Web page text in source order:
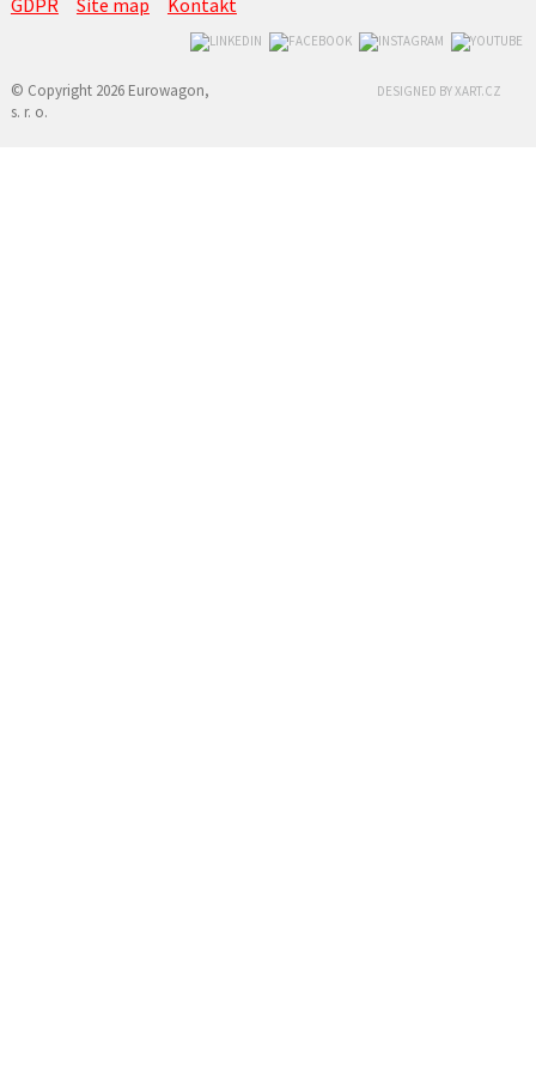
GDPR
Site map Kontakt
© Copyright 2026 Eurowagon,
s. r. o.
DESIGNED BY XART.CZ